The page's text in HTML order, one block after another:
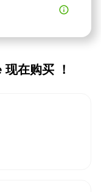
info_outline
在购买 ！